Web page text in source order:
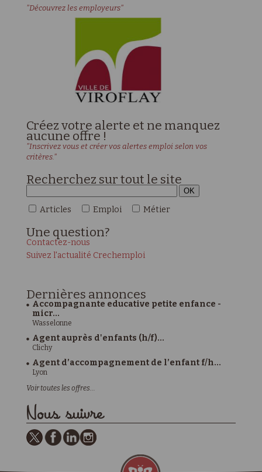
"Découvrez les employeurs"
Créez votre alerte et ne manquez
aucune offre !
"Inscrivez vous et créer vos alertes emploi selon vos
critères."
Recherchez sur tout le site
Articles Emploi Métier
Une question?
Contactez-nous
Suivez l'actualité Crechemploi
Dernières annonces
Accompagnante educative petite enfance -
micr...
Wasselonne
Agent auprès d'enfants (h/f)...
Clichy
Agent d’accompagnement de l’enfant f/h...
Lyon
Voir toutes les offres...
Nous suivre